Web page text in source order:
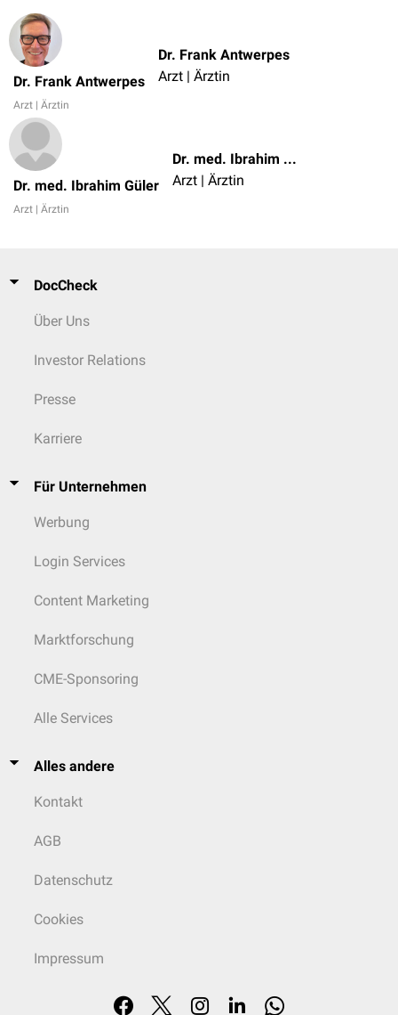
Dr. Frank Antwerpes
Arzt | Ärztin
Dr. Frank Antwerpes
Arzt | Ärztin
Dr. med. Ibrahim Güler
Arzt | Ärztin
Dr. med. Ibrahim Güler
Arzt | Ärztin
DocCheck
Über Uns
Investor Relations
Presse
Karriere
Für Unternehmen
Werbung
Login Services
Content Marketing
Marktforschung
CME-Sponsoring
Alle Services
Alles andere
Kontakt
AGB
Datenschutz
Cookies
Impressum